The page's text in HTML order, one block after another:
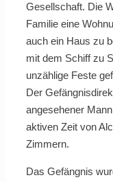
Gesellschaft. Die
Familie eine
auch ein Haus zu
mit dem Schiff zu
unzählige Feste
Der
angesehener
aktiven Zeit von
Zimmern.
Das Gefängnis